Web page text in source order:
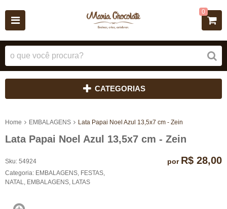
0
CATEGORIAS
Home EMBALAGENS Lata Papai Noel Azul 13,5x7 cm - Zein
Lata Papai Noel Azul 13,5x7 cm - Zein
Sku: 54924
Categoria: EMBALAGENS FESTAS
NATAL
EMBALAGENS LATAS
por R$ 28,00